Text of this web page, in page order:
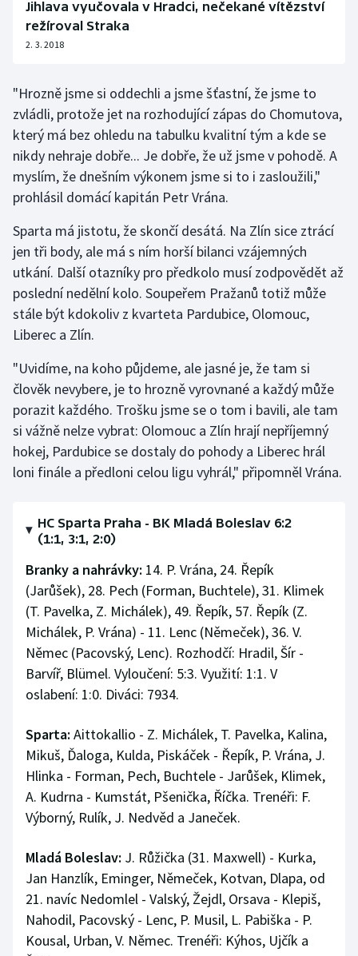
Jihlava vyučovala v Hradci, nečekané vítězství
režíroval Straka
2. 3. 2018
"Hrozně jsme si oddechli a jsme šťastní, že jsme to
zvládli, protože jet na rozhodující zápas do Chomutova,
který má bez ohledu na tabulku kvalitní tým a kde se
nikdy nehraje dobře... Je dobře, že už jsme v pohodě. A
myslím, že dnešním výkonem jsme si to i zasloužili,"
prohlásil domácí kapitán Petr Vrána.
Sparta má jistotu, že skončí desátá. Na Zlín sice ztrácí
jen tři body, ale má s ním horší bilanci vzájemných
utkání. Další otazníky pro předkolo musí zodpovědět až
poslední nedělní kolo. Soupeřem Pražanů totiž může
stále být kdokoliv z kvarteta Pardubice, Olomouc,
Liberec a Zlín.
"Uvidíme, na koho půjdeme, ale jasné je, že tam si
člověk nevybere, je to hrozně vyrovnané a každý může
porazit každého. Trošku jsme se o tom i bavili, ale tam
si vážně nelze vybrat: Olomouc a Zlín hrají nepříjemný
hokej, Pardubice se dostaly do pohody a Liberec hrál
loni finále a předloni celou ligu vyhrál," připomněl Vrána.
HC Sparta Praha - BK Mladá Boleslav 6:2
(1:1, 3:1, 2:0)
Branky a nahrávky: 14. P. Vrána, 24. Řepík
(Jarůšek), 28. Pech (Forman, Buchtele), 31. Klimek
(T. Pavelka, Z. Michálek), 49. Řepík, 57. Řepík (Z.
Michálek, P. Vrána) - 11. Lenc (Němeček), 36. V.
Němec (Pacovský, Lenc). Rozhodčí: Hradil, Šír -
Barvíř, Blümel. Vyloučení: 5:3. Využití: 1:1. V
oslabení: 1:0. Diváci: 7934.
Sparta: Aittokallio - Z. Michálek, T. Pavelka, Kalina,
Mikuš, Ďaloga, Kulda, Piskáček - Řepík, P. Vrána, J.
Hlinka - Forman, Pech, Buchtele - Jarůšek, Klimek,
A. Kudrna - Kumstát, Pšenička, Říčka. Trenéři: F.
Výborný, Rulík, J. Nedvěd a Janeček.
Mladá Boleslav: J. Růžička (31. Maxwell) - Kurka,
Jan Hanzlík, Eminger, Němeček, Kotvan, Dlapa, od
21. navíc Nedomlel - Valský, Žejdl, Orsava - Klepiš,
Nahodil, Pacovský - Lenc, P. Musil, L. Pabiška - P.
Kousal, Urban, V. Němec. Trenéři: Kýhos, Ujčík a